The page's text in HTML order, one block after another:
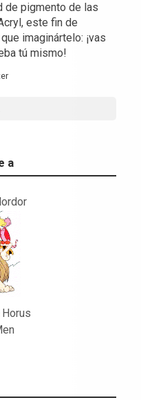
de pigmento de las
este fin de
imaginártelo: ¡vas
tú mismo!
a